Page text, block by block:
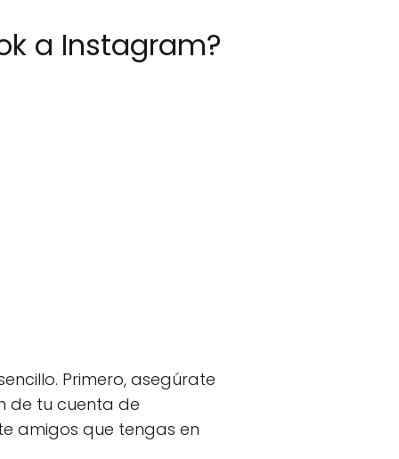
a Instagram?
Primero, asegúrate
de tu cuenta de
amigos que tengas en